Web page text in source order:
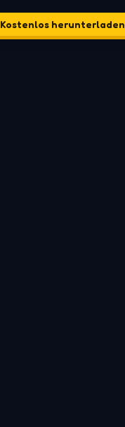
Kostenlos herunterladen